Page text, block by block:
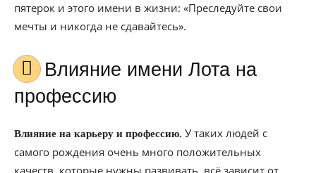
пятерок и этого имени в жизни: «Преследуйте свои
мечты и никогда не сдавайтесь».
Влияние имени Лота на
профессию
Влияние на карьеру и профессию. У таких людей с
самого рождения очень много положительных
качеств, которые нужны развивать, всё зависит от